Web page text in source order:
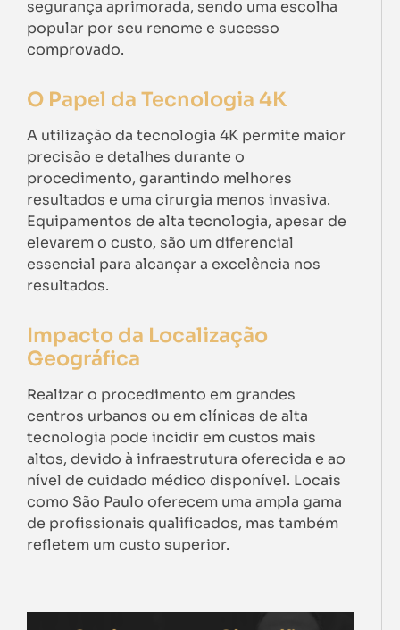
segurança aprimorada, sendo uma escolha
popular por seu renome e sucesso
comprovado.
O Papel da Tecnologia 4K
A utilização da tecnologia 4K permite maior
precisão e detalhes durante o
procedimento, garantindo melhores
resultados e uma cirurgia menos invasiva.
Equipamentos de alta tecnologia, apesar de
elevarem o custo, são um diferencial
essencial para alcançar a excelência nos
resultados.
Impacto da Localização
Geográfica
Realizar o procedimento em grandes
centros urbanos ou em clínicas de alta
tecnologia pode incidir em custos mais
altos, devido à infraestrutura oferecida e ao
nível de cuidado médico disponível. Locais
como São Paulo oferecem uma ampla gama
de profissionais qualificados, mas também
refletem um custo superior.